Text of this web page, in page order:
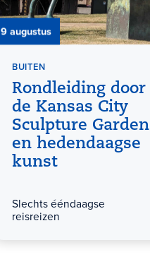
9 augustus
BUITEN
Rondleiding door
de Kansas City
Sculpture Garden
en hedendaagse
kunst
Slechts ééndaagse
reisreizen